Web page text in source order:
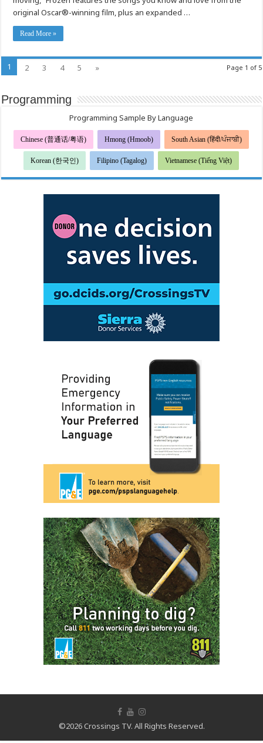
City
original Oscar®-winning film, plus an expanded …
Read More »
Page 1 of 5
1 2 3 4 5 »
Programming
Programming Sample By Language
Chinese (普通话/粤语) Hmong (Hmoob) South Asian (हिंदी/ਪੰਜਾਬੀ)
Korean (한국인) Filipino (Tagalog) Vietnamese (Tiếng Việt)
©2026 Crossings TV. All Rights Reserved.